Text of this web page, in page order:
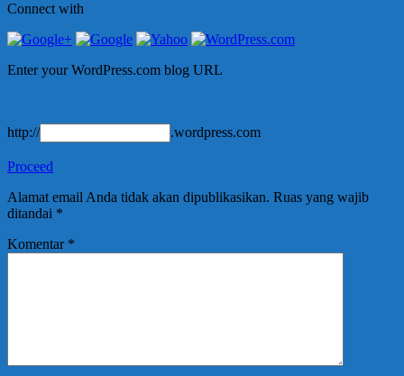
Connect with
Enter your WordPress.com blog URL
http:// .wordpress.com
Proceed
Alamat email Anda tidak akan dipublikasikan. Ruas yang wajib
ditandai *
Komentar *